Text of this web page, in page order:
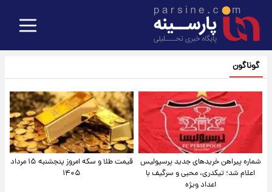
گوناگون
شماره پیراهن خریدهای جدید پرسپولیس
اعلام شد؛ تیکدری، محبی و سرگیف با
اعداد ویژه
قیمت طلا و سکه امروز پنجشنبه ۱۵ مرداد
۱۴۰۵